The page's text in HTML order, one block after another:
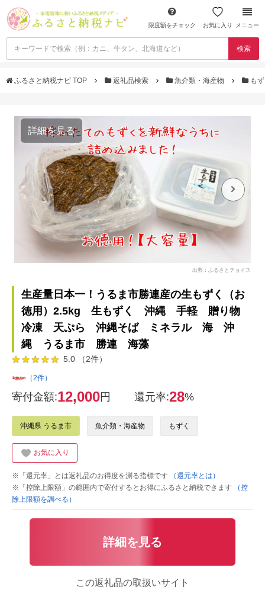
限度額をチェック お気に入り メニュー
検索
ふるさと納税ナビ TOP 返礼品検索 魚介類・海産物 も
詳細を見る
出典：ふるさとチョイス
生産量日本一！うるま市勝連産の生もずく（お
徳用）2.5kg 生もずく 沖縄 手軽 贈り物
冷凍 天ぷら 沖縄そば ミネラル 海 沖
縄 うるま市 勝連 海藻
5.0 （2件）
（2件）
寄付金額:12,000円 還元率:28%
沖縄県 うるま市 魚介類・海産物 もずく
お気に入り
※「還元率」とは返礼品のお得度を測る指標です
（還元率とは）
※「控除上限額」の範囲内で寄付するとお得にふるさと納税できます
（控
除上限額を調べる）
詳細を見る
この返礼品の取扱いサイト